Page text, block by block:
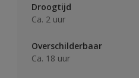
Droogtijd
Ca. 2 uur
Overschilderbaar
Ca. 18 uur